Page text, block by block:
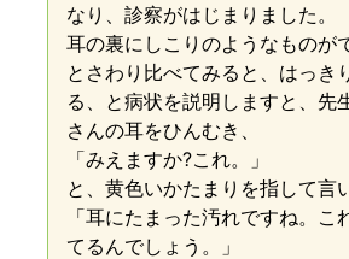
なり、診察がはじまりました。
耳の裏にしこりのようなものが
とさわり比べてみると、はっき
る、と病状を説明しますと、先
さんの耳をひんむき、
「みえますか?これ。」
と、黄色いかたまりを指して言
「耳にたまった汚れですね。こ
てるんでしょう。」